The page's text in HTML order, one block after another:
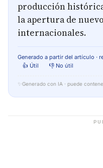
producción
la apertura de
internacionales.
Generado a partir del artículo ·
👍 Útil
👎 No útil
✨ Generado con IA · puede